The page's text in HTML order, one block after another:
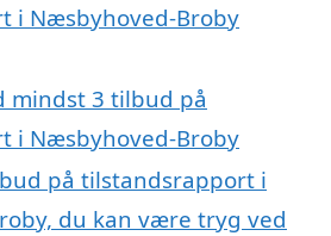
i Næsbyhoved-Broby
mindst 3 tilbud på
i Næsbyhoved-Broby
på tilstandsrapport i
du kan være tryg ved